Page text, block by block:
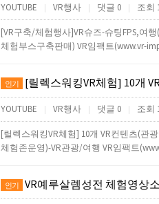
YOUTUBE | VR행사 | 댓글 0 | 조회
[VR구축/체험행사]VR슈즈-슈팅FPS,여
체험부스구축판매) VR임팩트(www.vr-
인기 [릴렉스워킹VR체험] 10개 VR컨텐츠(관광지10
YOUTUBE | VR행사 | 댓글 0 | 조회
[릴렉스워킹VR체험] 10개 VR컨텐츠(관
체험존운영)-VR관광/여행 VR임팩트
인기 VR예루살렘성전 체험영상소개